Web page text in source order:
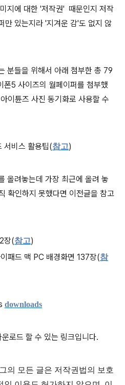
지에 대한 '저작권' 때문인지 저작
만 있는지라 '지겨운 감'도 없지 않
분들을 위해서 아래 첨부한 총 79
5 사이즈의 월페이퍼를 첨부했
이튠즈 사진 동기화로 사용할 수
서비스 활용팁(참고)
올려놓는데 가장 최근에 올려 놓
확인하지 못했다면 이전글을 참고
장(참고)
패드 맥 PC 배경화면 137장(참
downloads
로드 할 수 있는 링크입니다.
의 모든 글은 저작권법의 보호